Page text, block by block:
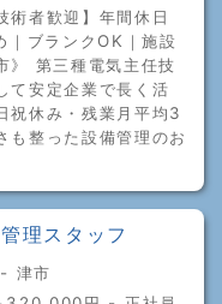
術者歓迎】年間休日
｜ブランクOK｜施設
》 第三種電気主任技
て安定企業で長く活
祝休み・残業月平均3
も整った設備管理のお
理スタッフ
津市